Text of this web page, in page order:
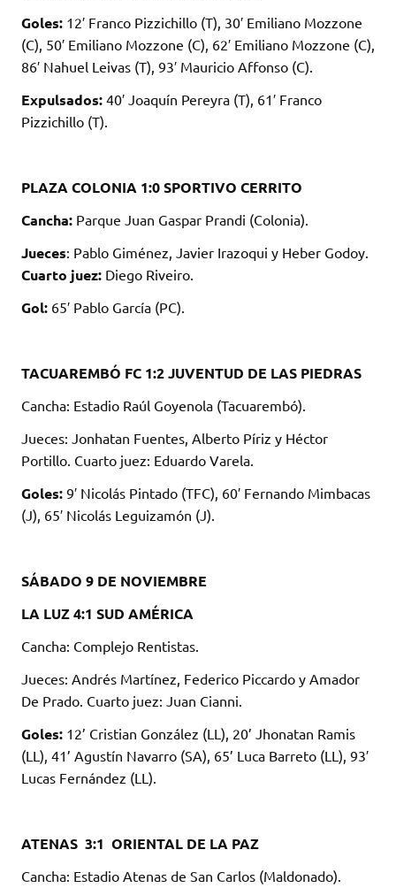
Goles: 12′ Franco Pizzichillo (T), 30′ Emiliano Mozzone
(C), 50′ Emiliano Mozzone (C), 62′ Emiliano Mozzone (C),
86′ Nahuel Leivas (T), 93′ Mauricio Affonso (C).
Expulsados: 40′ Joaquín Pereyra (T), 61′ Franco
Pizzichillo (T).
PLAZA COLONIA 1:0 SPORTIVO CERRITO
Cancha: Parque Juan Gaspar Prandi (Colonia).
Jueces: Pablo Giménez, Javier Irazoqui y Heber Godoy.
Cuarto juez: Diego Riveiro.
Gol: 65′ Pablo García (PC).
TACUAREMBÓ FC 1:2 JUVENTUD DE LAS PIEDRAS
Cancha: Estadio Raúl Goyenola (Tacuarembó).
Jueces: Jonhatan Fuentes, Alberto Píriz y Héctor
Portillo. Cuarto juez: Eduardo Varela.
Goles: 9′ Nicolás Pintado (TFC), 60′ Fernando Mimbacas
(J), 65′ Nicolás Leguizamón (J).
SÁBADO 9 DE NOVIEMBRE
LA LUZ 4:1 SUD AMÉRICA
Cancha: Complejo Rentistas.
Jueces: Andrés Martínez, Federico Piccardo y Amador
De Prado. Cuarto juez: Juan Cianni.
Goles: 12’ Cristian González (LL), 20’ Jhonatan Ramis
(LL), 41’ Agustín Navarro (SA), 65’ Luca Barreto (LL), 93′
Lucas Fernández (LL).
ATENAS 3:1 ORIENTAL DE LA PAZ
Cancha: Estadio Atenas de San Carlos (Maldonado).